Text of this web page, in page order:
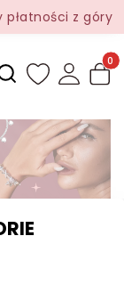
płatności z góry
Otwórz